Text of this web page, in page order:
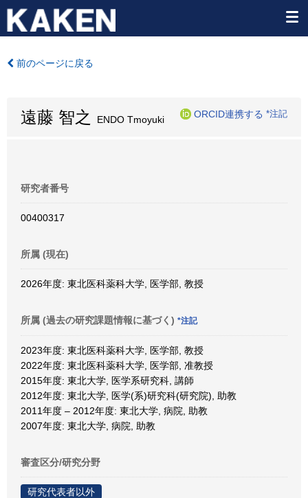
前のページに戻る
遠藤 智之 ENDO Tmoyuki
ORCID連携する *注記
研究者番号
00400317
所属 (現在)
2026年度: 東北医科薬科大学, 医学部, 教授
所属 (過去の研究課題情報に基づく) *注記
2023年度: 東北医科薬科大学, 医学部, 教授
2022年度: 東北医科薬科大学, 医学部, 准教授
2015年度: 東北大学, 医学系研究科, 講師
2012年度: 東北大学, 医学(系)研究科(研究院), 助教
2011年度 – 2012年度: 東北大学, 病院, 助教
2007年度: 東北大学, 病院, 助教
審査区分/研究分野
研究代表者以外